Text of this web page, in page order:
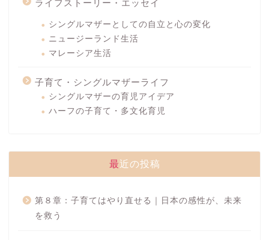
ライフストーリー・エッセイ
シングルマザーとしての自立と心の変化
ニュージーランド生活
マレーシア生活
子育て・シングルマザーライフ
シングルマザーの育児アイデア
ハーフの子育て・多文化育児
最近の投稿
第８章：子育てはやり直せる｜日本の感性が、未来
を救う